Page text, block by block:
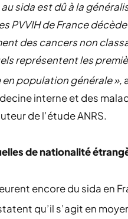
sida est dû à la
PVVIH de France
des cancers non
représentent les
population générale »,
interne et des
de l’étude ANRS.
de nationalité
encore du sida en
qu’il s’agit en